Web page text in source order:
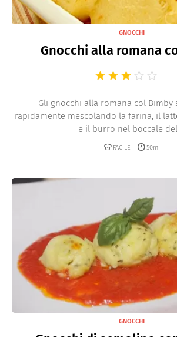
GNOCCHI
Gnocchi alla romana
Gli gnocchi alla romana col Bimby
rapidamente mescolando la farina, il
e il burro nel boccale del
FACILE 50m
GNOCCHI